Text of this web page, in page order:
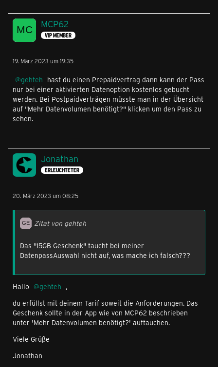
MCP62
VIP MEMBER
19. März 2023 um 19:35
gehteh hast du einen Prepaidvertrag dann kann der Pass
nur bei einer aktivierten Datenoption kostenlos gebucht
werden. Bei Postpaidverträgen müsste man in der Übersicht
auf "Mehr Datenvolumen benötigt?" klicken um den Pass zu
sehen.
Jonathan
ERLEUCHTETER
20. März 2023 um 08:25
Zitat von gehteh
Das "15GB Geschenk" taucht bei meiner
DatenpassAuswahl nicht auf, was mache ich falsch???
Hallo gehteh ,
du erfüllst mit deinem Tarif soweit die Anforderungen. Das
Geschenk sollte in der App wie von MCP62 beschrieben
unter 'Mehr Datenvolumen benötigt?' auftauchen.
Viele Grüße
Jonathan